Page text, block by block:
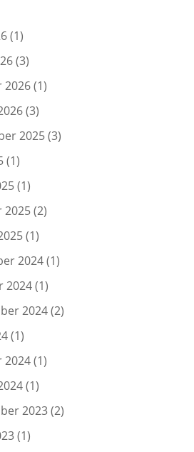
(1)
(3)
2026(1)
(3)
2025(3)
(1)
(1)
2025(2)
(1)
2024(1)
2024(1)
2024(2)
(1)
2024(1)
(1)
2023(2)
(1)